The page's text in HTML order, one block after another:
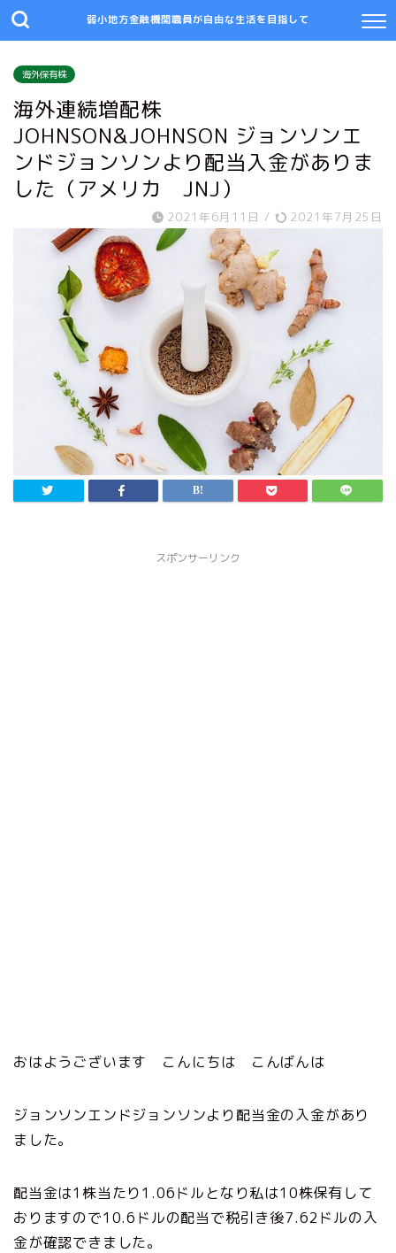
弱小地方金融機関職員が自由な生活を目指して
海外保有株
海外連続増配株
JOHNSON&JOHNSON ジョンソンエ
ンドジョンソンより配当入金がありま
した（アメリカ JNJ）
2021年6月11日 / 2021年7月25日
スポンサーリンク
おはようございます こんにちは こんばんは
ジョンソンエンドジョンソンより配当金の入金があり
ました。
配当金は1株当たり1.06ドルとなり私は10株保有して
おりますので10.6ドルの配当で税引き後7.62ドルの入
金が確認できました。